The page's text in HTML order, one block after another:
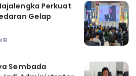
Perkuat
Gelap
Sembada